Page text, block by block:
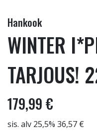
Hankook
WINTER
TARJOUS!
179,99 €
sis. alv 25,5% 36,57 €